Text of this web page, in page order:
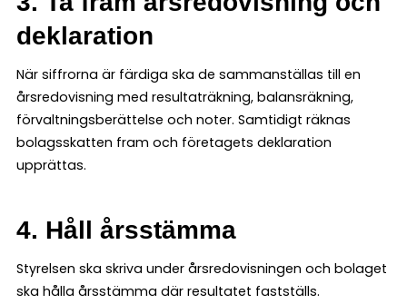
deklaration
När siffrorna är färdiga ska de sammanställas till en
årsredovisning med resultaträkning, balansräkning,
förvaltningsberättelse och noter. Samtidigt räknas
bolagsskatten fram och företagets deklaration
upprättas.
4. Håll årsstämma
Styrelsen ska skriva under årsredovisningen och bolaget
ska hålla årsstämma där resultatet fastställs.